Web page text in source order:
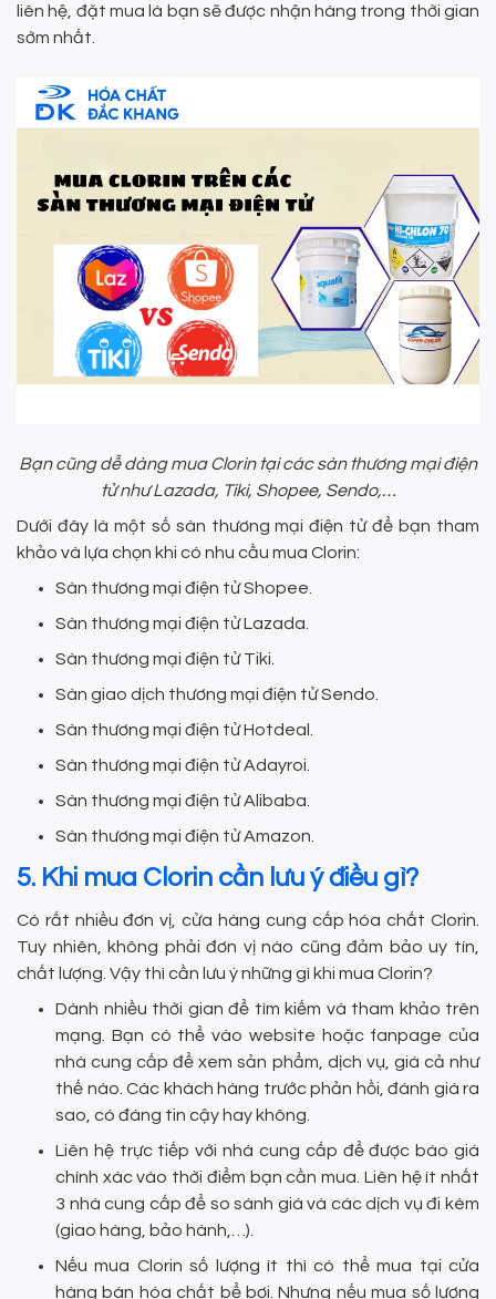
liên hệ, đặt mua là bạn sẽ được nhận hàng trong thời gian
sớm nhất.
Bạn cũng dễ dàng mua Clorin tại các sàn thương mại điện
tử như Lazada, Tiki, Shopee, Sendo,…
Dưới đây là một số sàn thương mại điện tử để bạn tham
khảo và lựa chọn khi có nhu cầu mua Clorin:
Sàn thương mại điện tử Shopee.
Sàn thương mại điện tử Lazada.
Sàn thương mại điện tử Tiki.
Sàn giao dịch thương mại điện tử Sendo.
Sàn thương mại điện tử Hotdeal.
Sàn thương mại điện tử Adayroi.
Sàn thương mại điện tử Alibaba.
Sàn thương mại điện tử Amazon.
5. Khi mua Clorin cần lưu ý điều gì?
Có rất nhiều đơn vị, cửa hàng cung cấp hóa chất Clorin.
Tuy nhiên, không phải đơn vị nào cũng đảm bảo uy tín,
chất lượng. Vậy thì cần lưu ý những gì khi mua Clorin?
Dành nhiều thời gian để tìm kiếm và tham khảo trên
mạng. Bạn có thể vào website hoặc fanpage của
nhà cung cấp để xem sản phẩm, dịch vụ, giá cả như
thế nào. Các khách hàng trước phản hồi, đánh giá ra
sao, có đáng tin cậy hay không.
Liên hệ trực tiếp với nhà cung cấp để được báo giá
chính xác vào thời điểm bạn cần mua. Liên hệ ít nhất
3 nhà cung cấp để so sánh giá và các dịch vụ đi kèm
(giao hàng, bảo hành,…).
Nếu mua Clorin số lượng ít thì có thể mua tại cửa
hàng bán hóa chất bể bơi. Nhưng nếu mua số lượng